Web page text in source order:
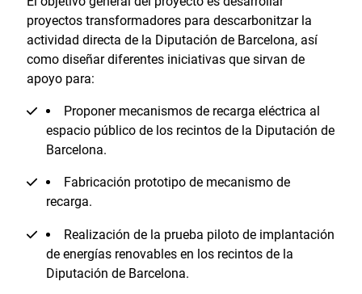
proyectos transformadores para descarbonitzar la
actividad directa de la Diputación de Barcelona, así
como diseñar diferentes iniciativas que sirvan de
apoyo para:
Proponer mecanismos de recarga eléctrica al
espacio público de los recintos de la Diputación de
Barcelona.
Fabricación prototipo de mecanismo de
recarga.
Realización de la prueba piloto de implantación
de energías renovables en los recintos de la
Diputación de Barcelona.